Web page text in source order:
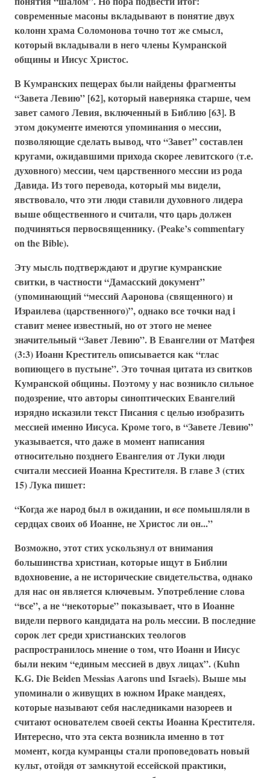
современные масоны вкладывают в понятие двух
колонн храма Соломонова точно тот же смысл,
который вкладывали в него члены Кумранской
общины и Иисус Христос.
В Кумранских пещерах были найдены фрагменты
“Завета Левию” [62], который наверняка старше, чем
завет самого Левия, включенный в Библию [63]. В
этом документе имеются упоминания о мессии,
позволяющие сделать вывод, что “Завет” составлен
кругами, ожидавшими прихода скорее левитского (т.е.
духовного) мессии, чем царственного мессии из рода
Давида. Из того перевода, который мы видели,
явствовало, что эти люди ставили духовного лидера
выше общественного и считали, что царь должен
подчиняться первосвященнику. (Peake’s commentary
on the Bible).
Эту мысль подтверждают и другие кумранские
свитки, в частности “Дамасский документ”
(упоминающий “мессий Ааронова (священного) и
Израилева (царственного)”, однако все точки над i
ставит менее известный, но от этого не менее
значительный “Завет Левию”. В Евангелии от Матфея
(3:3) Иоанн Креститель описывается как “глас
вопиющего в пустыне”. Это точная цитата из свитков
Кумранской общины. Поэтому у нас возникло сильное
подозрение, что авторы синоптических Евангелий
изрядно исказили текст Писания с целью изобразить
мессией именно Иисуса. Кроме того, в “Завете Левию”
указывается, что даже в момент написания
относительно позднего Евангелия от Луки люди
считали мессией Иоанна Крестителя. В главе 3 (стих
15) Лука пишет:
“Когда же народ был в ожидании, ивсепомышляли в
сердцах своих об Иоанне, не Христос ли он...”
Возможно, этот стих ускользнул от внимания
большинства христиан, которые ищут в Библии
вдохновение, а не исторические свидетельства, однако
для нас он является ключевым. Употребление слова
“все”, а не “некоторые” показывает, что в Иоанне
видели первого кандидата на роль мессии. В последние
сорок лет среди христианских теологов
распространилось мнение о том, что Иоанн и Иисус
были неким “единым мессией в двух лицах”. (Kuhn
K.G. Die Beiden Messias Aarons und Israels). Выше мы
упоминали о живущих в южном Ираке мандеях,
которые называют себя наследниками назореев и
считают основателем своей секты Иоанна Крестителя.
Интересно, что эта секта возникла именно в тот
момент, когда кумранцы стали проповедовать новый
культ, отойдя от замкнутой ессейской практики,